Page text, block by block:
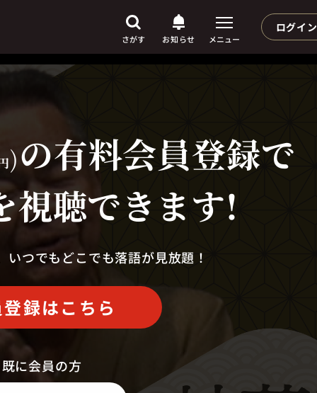
さがす お知らせ メニュー
ログイン
)の有料会員登録で
視聴できます!
つでもどこでも落語が見放題！
録はこちら
既に会員の方